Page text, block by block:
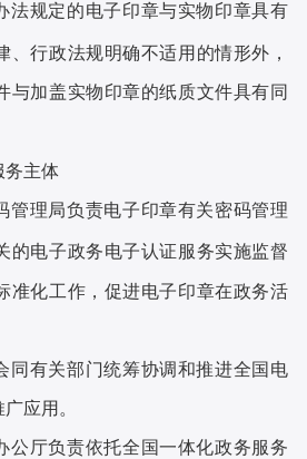
规定的电子印章与实物印章具有
、行政法规明确不适用的情形外，
与加盖实物印章的纸质文件具有同
主体
理局负责电子印章有关密码管理
的电子政务电子认证服务实施监督
准化工作，促进电子印章在政务活
同有关部门统筹协调和推进全国电
应用。
厅负责依托全国一体化政务服务